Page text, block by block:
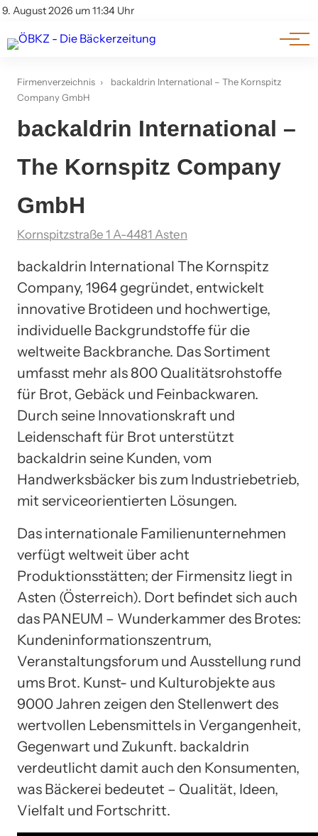
9. August 2026 um 11:34 Uhr
Impressum & Offenlegung
Am Wort
Genuss & Trends
Firmenverzeichnis ›
backaldrin International – The Kornspitz
Company GmbH
backaldrin International –
The Kornspitz Company
GmbH
Kornspitzstraße 1 A-4481 Asten
backaldrin International The Kornspitz
Company, 1964 gegründet, entwickelt
innovative Brotideen und hochwertige,
individuelle Backgrundstoffe für die
weltweite Backbranche. Das Sortiment
umfasst mehr als 800 Qualitätsrohstoffe
für Brot, Gebäck und Feinbackwaren.
Durch seine Innovationskraft und
Leidenschaft für Brot unterstützt
backaldrin seine Kunden, vom
Handwerksbäcker bis zum Industriebetrieb,
mit serviceorientierten Lösungen.
Das internationale Familienunternehmen
verfügt weltweit über acht
Produktionsstätten; der Firmensitz liegt in
Asten (Österreich). Dort befindet sich auch
das PANEUM – Wunderkammer des Brotes:
Kundeninformationszentrum,
Veranstaltungsforum und Ausstellung rund
ums Brot. Kunst- und Kulturobjekte aus
9000 Jahren zeigen den Stellenwert des
wertvollen Lebensmittels in Vergangenheit,
Gegenwart und Zukunft. backaldrin
verdeutlicht damit auch den Konsumenten,
was Bäckerei bedeutet – Qualität, Ideen,
Vielfalt und Fortschritt.